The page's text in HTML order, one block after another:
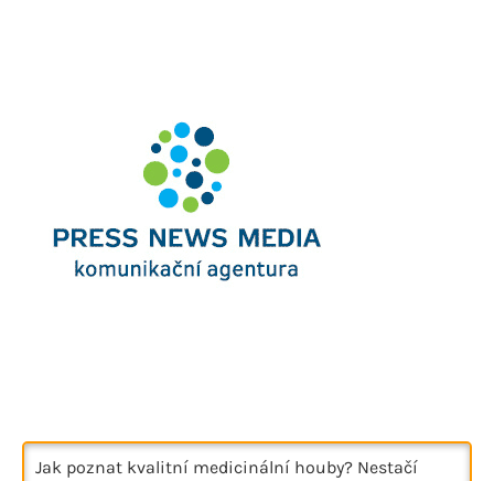
Jak poznat kvalitní medicinální houby? Nestačí